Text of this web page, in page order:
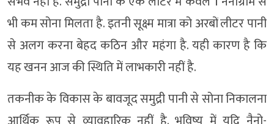
भी कम सोना मिलता है. इतनी सूक्ष्म मात्रा को अरबों लीटर पानी
से अलग करना बेहद कठिन और महंगा है. यही कारण है कि
यह खनन आज की स्थिति में लाभकारी नहीं है.
तकनीक के विकास के बावजूद समुद्री पानी से सोना निकालना